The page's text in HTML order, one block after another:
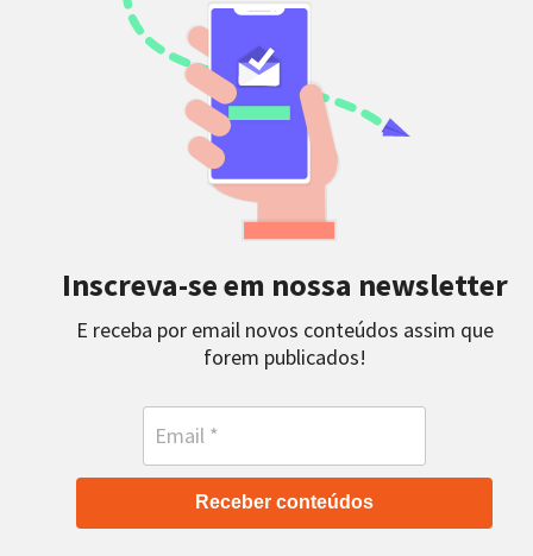
Inscreva-se em nossa newsletter
E receba por email novos conteúdos assim que
forem publicados!
Receber conteúdos